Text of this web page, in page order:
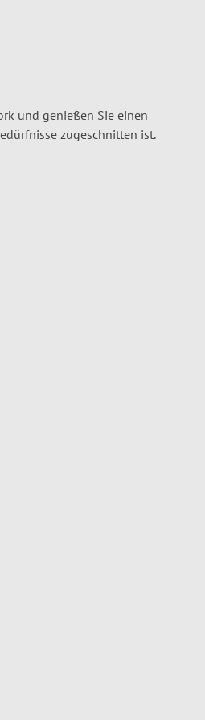
und genießen Sie einen
zugeschnitten ist.